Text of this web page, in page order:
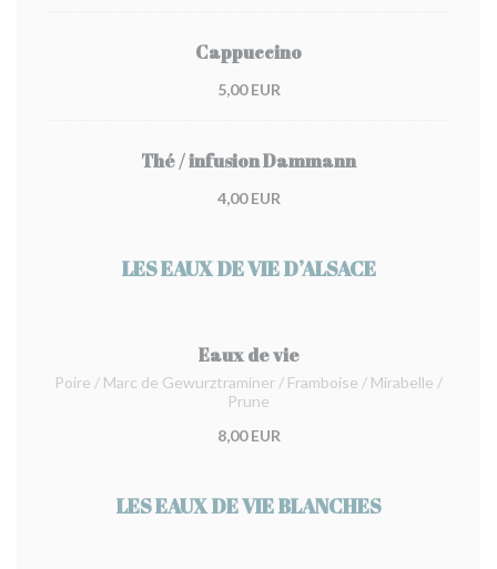
Cappuccino
5,00 EUR
Thé / infusion Dammann
4,00 EUR
LES EAUX DE VIE D’ALSACE
Eaux de vie
Poire / Marc de Gewurztraminer / Framboise / Mirabelle /
Prune
8,00 EUR
LES EAUX DE VIE BLANCHES